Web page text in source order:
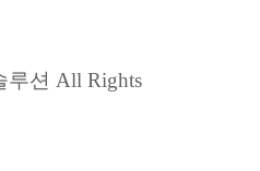
션 All Rights